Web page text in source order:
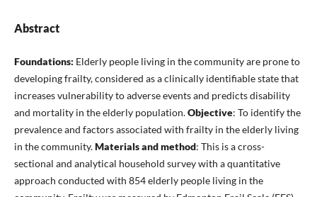
Abstract
Foundations: Elderly people living in the community are prone to
developing frailty, considered as a clinically identifiable state that
increases vulnerability to adverse events and predicts disability
and mortality in the elderly population.Objective: To identify the
prevalence and factors associated with frailty in the elderly living
in the community.Materials and method: This is a cross-
sectional and analytical household survey with a quantitative
approach conducted with 854 elderly people living in the